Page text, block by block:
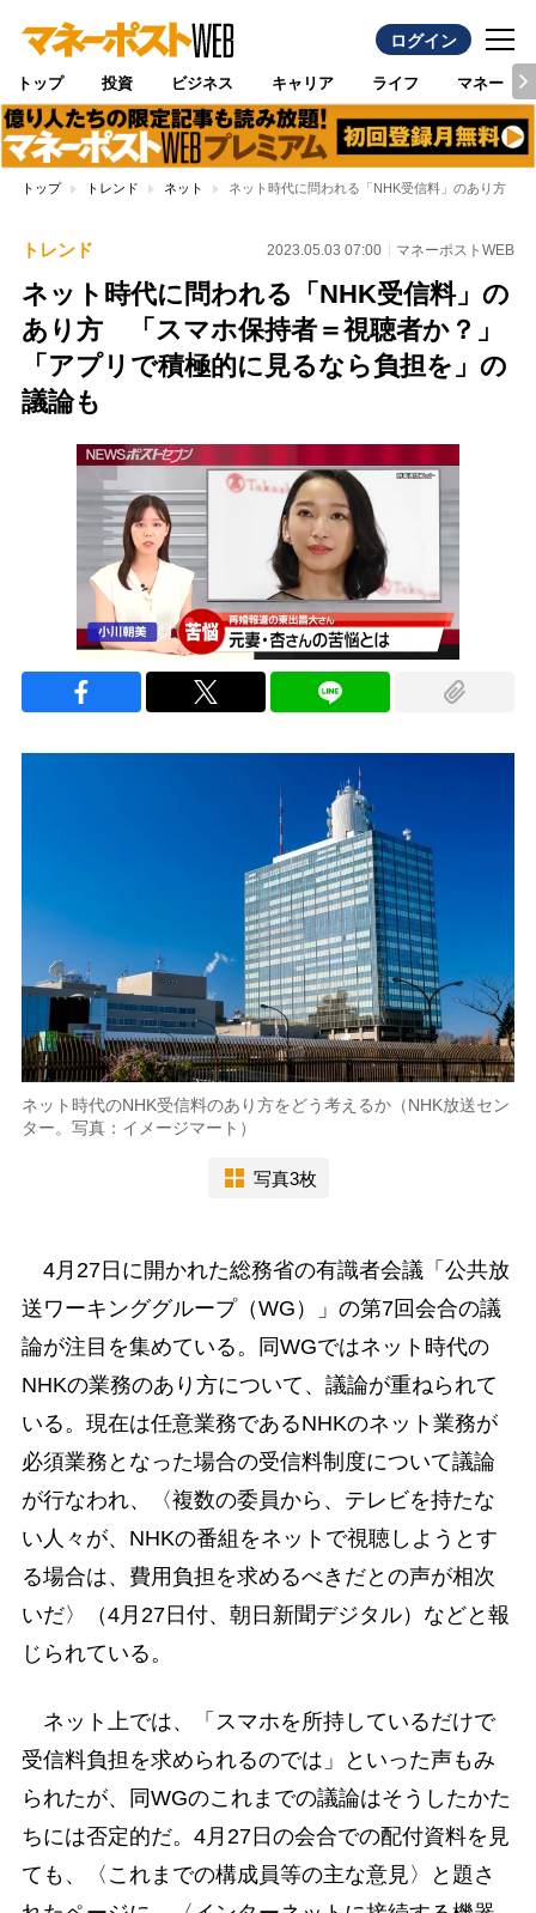
ログイン
トップ 投資 ビジネス キャリア ライフ マネー
トップ トレンド ネット ネット時代に問われる「NHK受信料」のあり方
トレンド 2023.05.03 07:00 マネーポストWEB
ネット時代に問われる「NHK受信料」の
あり方 「スマホ保持者＝視聴者か？」
「アプリで積極的に見るなら負担を」の
議論も
ネット時代のNHK受信料のあり方をどう考えるか（NHK放送セン
ター。写真：イメージマート）
写真3枚
4月27日に開かれた総務省の有識者会議「公共放
送ワーキンググループ（WG）」の第7回会合の議
論が注目を集めている。同WGではネット時代の
NHKの業務のあり方について、議論が重ねられて
いる。現在は任意業務であるNHKのネット業務が
必須業務となった場合の受信料制度について議論
が行なわれ、〈複数の委員から、テレビを持たな
い人々が、NHKの番組をネットで視聴しようとす
る場合は、費用負担を求めるべきだとの声が相次
いだ〉（4月27日付、朝日新聞デジタル）などと報
じられている。
ネット上では、「スマホを所持しているだけで
受信料負担を求められるのでは」といった声もみ
られたが、同WGのこれまでの議論はそうしたかた
ちには否定的だ。4月27日の会合での配付資料を見
ても、〈これまでの構成員等の主な意見〉と題さ